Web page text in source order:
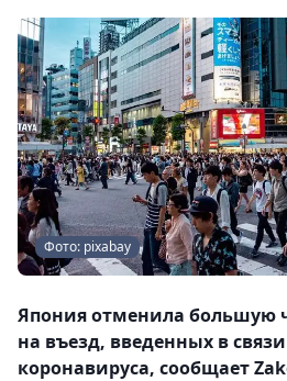
Фото: pixabay
Япония отменила большую
на въезд, введенных в
коронавируса, сообщает